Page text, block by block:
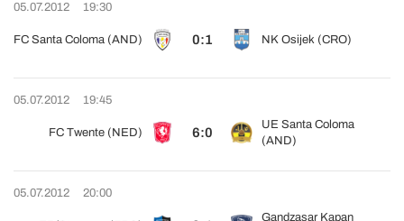
05.07.2012 19:30
FC Santa Coloma (AND) 0:1 NK Osijek (CRO)
05.07.2012 19:45
FC Twente (NED) 6:0
UE Santa Coloma
(AND)
05.07.2012 20:00
Gandzasar Kapan